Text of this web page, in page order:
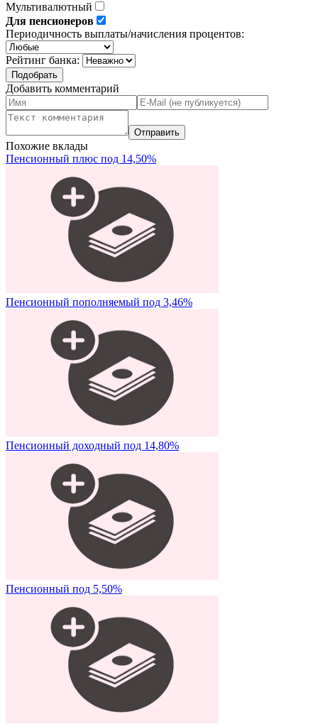
Мультивалютный
Для пенсионеров
Периодичность выплаты/начисления процентов:
Рейтинг банка:
Добавить комментарий
Похожие вклады
Пенсионный плюс под 14,50%
Пенсионный пополняемый под 3,46%
Пенсионный доходный под 14,80%
Пенсионный под 5,50%